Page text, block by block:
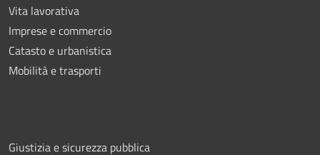
Vita lavorativa
Imprese e commercio
Catasto e urbanistica
Mobilità e trasporti
Giustizia e sicurezza pubblica